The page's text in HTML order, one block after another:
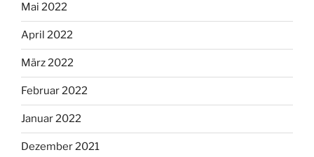
Mai 2022
April 2022
März 2022
Februar 2022
Januar 2022
Dezember 2021